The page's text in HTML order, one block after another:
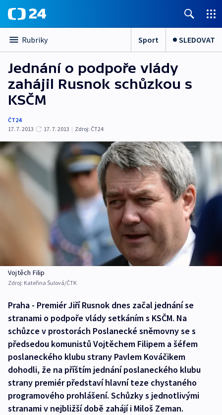
Rubriky Sport SLEDOVAT
Jednání o podpoře vlády
zahájil Rusnok schůzkou s
KSČM
ČT24
17. 7. 2013
17. 7. 2013 | Zdroj: ČT24
Vojtěch Filip
Zdroj: Kateřina Šulová/ČTK
Praha - Premiér Jiří Rusnok dnes začal jednání se
stranami o podpoře vlády setkáním s KSČM. Na
schůzce v prostorách Poslanecké sněmovny se s
předsedou komunistů Vojtěchem Filipem a šéfem
poslaneckého klubu strany Pavlem Kováčikem
dohodli, že na příštím jednání poslaneckého klubu
strany premiér představí hlavní teze chystaného
programového prohlášení. Schůzky s jednotlivými
stranami v nejbližší době zahájí i Miloš Zeman.